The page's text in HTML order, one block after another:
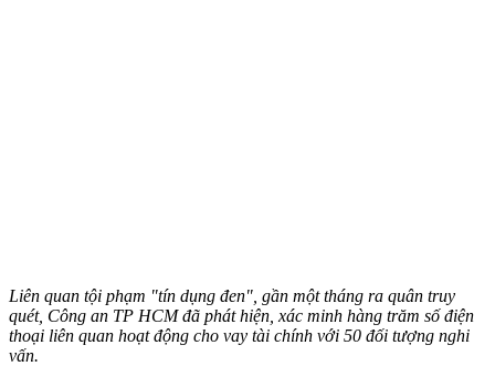
Liên quan tội phạm "tín dụng đen", gần một tháng ra quân truy
quét, Công an TP HCM đã phát hiện, xác minh hàng trăm số điện
thoại liên quan hoạt động cho vay tài chính với 50 đối tượng nghi
vấn.